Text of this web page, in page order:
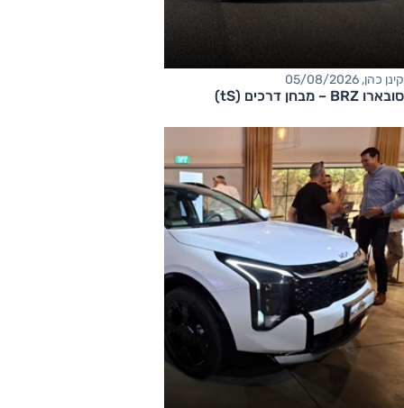
קינן כהן, 05/08/2026
סובארו BRZ – מבחן דרכים (tS)